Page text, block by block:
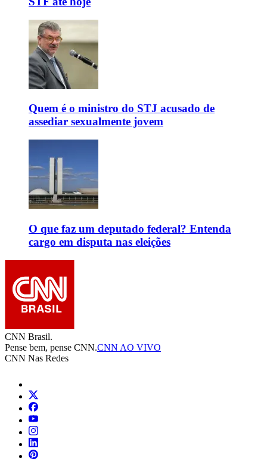
Quem é o ministro do STJ acusado de
assediar sexualmente jovem
O que faz um deputado federal? Entenda
cargo em disputa nas eleições
CNN Brasil.
Pense bem, pense CNN.CNN AO VIVO
CNN Nas Redes